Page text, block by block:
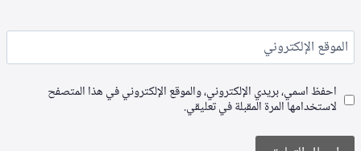
الموقع الإلكتروني
احفظ اسمي، بريدي الإلكتروني، والموقع الإلكتروني في هذا المتصفح
لاستخدامها المرة المقبلة في تعليقي.